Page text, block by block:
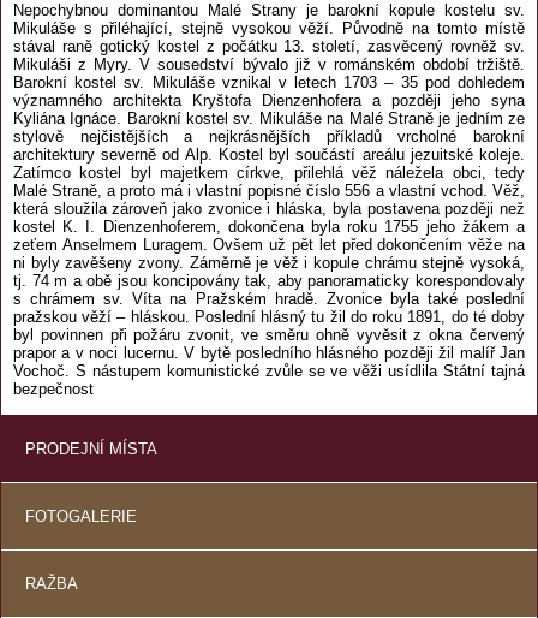
Nepochybnou dominantou Malé Strany je barokní kopule kostelu sv.
Mikuláše s přiléhající, stejně vysokou věží. Původně na tomto místě
stával raně gotický kostel z počátku 13. století, zasvěcený rovněž sv.
Mikuláši z Myry. V sousedství bývalo již v románském období tržiště.
Barokní kostel sv. Mikuláše vznikal v letech 1703 – 35 pod dohledem
významného architekta Kryštofa Dienzenhofera a později jeho syna
Kyliána Ignáce. Barokní kostel sv. Mikuláše na Malé Straně je jedním ze
stylově nejčistějších a nejkrásnějších příkladů vrcholné barokní
architektury severně od Alp. Kostel byl součástí areálu jezuitské koleje.
Zatímco kostel byl majetkem církve, přilehlá věž náležela obci, tedy
Malé Straně, a proto má i vlastní popisné číslo 556 a vlastní vchod. Věž,
která sloužila zároveň jako zvonice i hláska, byla postavena později než
kostel K. I. Dienzenhoferem, dokončena byla roku 1755 jeho žákem a
zeťem Anselmem Luragem. Ovšem už pět let před dokončením věže na
ni byly zavěšeny zvony. Záměrně je věž i kopule chrámu stejně vysoká,
tj. 74 m a obě jsou koncipovány tak, aby panoramaticky korespondovaly
s chrámem sv. Víta na Pražském hradě. Zvonice byla také poslední
pražskou věží – hláskou. Poslední hlásný tu žil do roku 1891, do té doby
byl povinnen při požáru zvonit, ve směru ohně vyvěsit z okna červený
prapor a v noci lucernu. V bytě posledního hlásného později žil malíř Jan
Vochoč. S nástupem komunistické zvůle se ve věži usídlila Státní tajná
bezpečnost
PRODEJNÍ MÍSTA
FOTOGALERIE
RAŽBA